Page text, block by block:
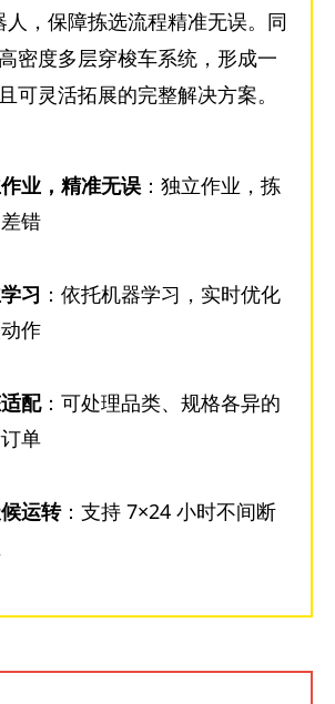
人，保障拣选流程精准无误。同
密度多层穿梭车系统，形成一
可灵活拓展的完整解决方案。
业，精准无误 ：独立作业，拣
错
习 ：依托机器学习，实时优化
作
配：可处理品类、规格各异的
单
运转：支持 7×24 小时不间断